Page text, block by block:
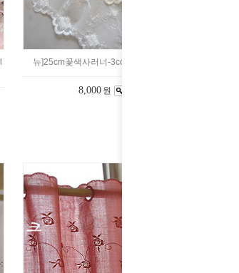
뉴]25cm꽃색사러너-3color(903920)
8,000 원